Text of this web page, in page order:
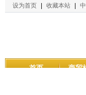
设为首页 收藏本站
首页 商贸